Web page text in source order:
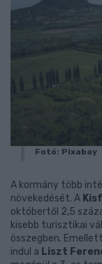
Fotó: Pixabay
A kormány több
növekedését. A
októbertől 2,5
kisebb turisztikai
összegben.
indul a Liszt